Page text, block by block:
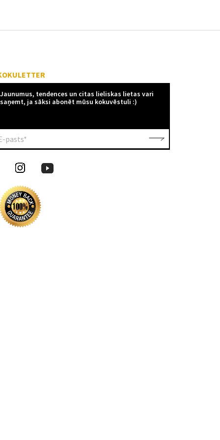
Jaunumus, tendences un citas lieliskas lietas vari
saņemt, ja sāksi abonēt mūsu kokuvēstuli :)
pasts*